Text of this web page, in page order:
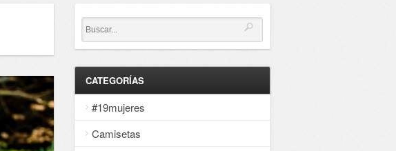
CATEGORÍAS
#19mujeres
Camisetas